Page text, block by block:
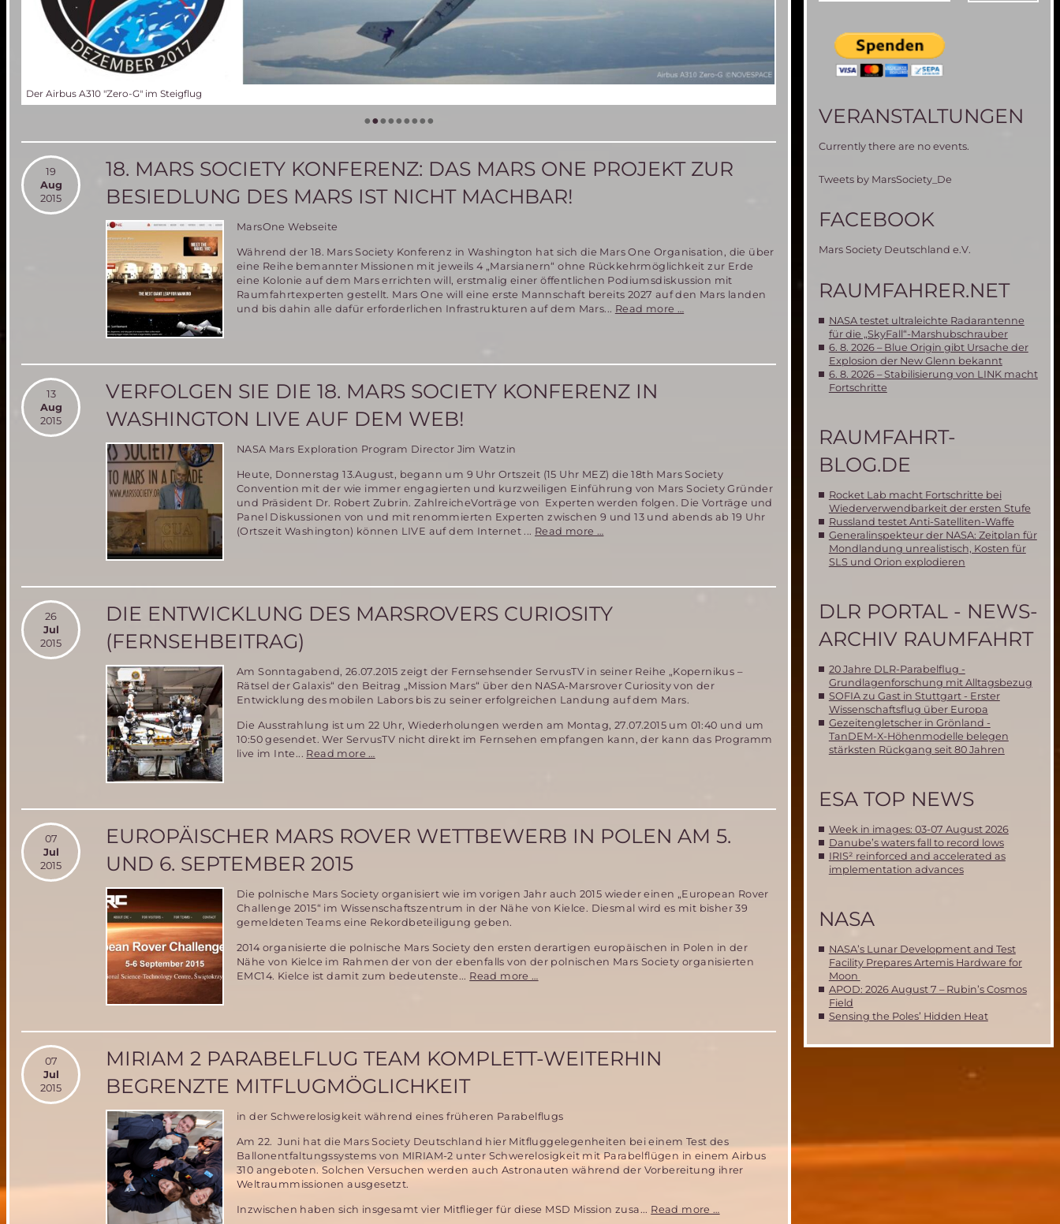
Der Airbus A310 "Zero-G" im Steigflug
•••••••••
19
Aug
2015
18. MARS SOCIETY KONFERENZ: DAS MARS ONE PROJEKT ZUR
BESIEDLUNG DES MARS IST NICHT MACHBAR!
MarsOne Webseite
Während der 18. Mars Society Konferenz in Washington hat sich die Mars One Organisation, die über
eine Reihe bemannter Missionen mit jeweils 4 „Marsianern“ ohne Rückkehrmöglichkeit zur Erde
eine Kolonie auf dem Mars errichten will, erstmalig einer öffentlichen Podiumsdiskussion mit
Raumfahrtexperten gestellt. Mars One will eine erste Mannschaft bereits 2027 auf den Mars landen
und bis dahin alle dafür erforderlichen Infrastrukturen auf dem Mars... Read more …
Das
ist
nicht
machbar!
13
Aug
2015
VERFOLGEN SIE DIE 18. MARS SOCIETY KONFERENZ IN
WASHINGTON LIVE AUF DEM WEB!
NASA Mars Exploration Program Director Jim Watzin
Heute, Donnerstag 13.August, begann um 9 Uhr Ortszeit (15 Uhr MEZ) die 18th Mars Society
Convention mit der wie immer engagierten und kurzweiligen Einführung von Mars Society Gründer
und Präsident Dr. Robert Zubrin. ZahlreicheVorträge von Experten werden folgen. Die Vorträge und
Panel Diskussionen von und mit renommierten Experten zwischen 9 und 13 und abends ab 19 Uhr
(Ortszeit Washington) können LIVE auf dem Internet ... Read more …
Mars
Konferenz
auf
dem
Web!
26
Jul
2015
DIE ENTWICKLUNG DES MARSROVERS CURIOSITY
(FERNSEHBEITRAG)
Am Sonntagabend, 26.07.2015 zeigt der Fernsehsender ServusTV in seiner Reihe „Kopernikus –
Rätsel der Galaxis“ den Beitrag „Mission Mars“ über den NASA-Marsrover Curiosity von der
Entwicklung des mobilen Labors bis zu seiner erfolgreichen Landung auf dem Mars.
Die Ausstrahlung ist um 22 Uhr, Wiederholungen werden am Montag, 27.07.2015 um 01:40 und um
10:50 gesendet. Wer ServusTV nicht direkt im Fernsehen empfangen kann, der kann das Programm
live im Inte... Read more …
Curiosity
07
Jul
2015
EUROPÄISCHER MARS ROVER WETTBEWERB IN POLEN AM 5.
UND 6. SEPTEMBER 2015
Die polnische Mars Society organisiert wie im vorigen Jahr auch 2015 wieder einen „European Rover
Challenge 2015“ im Wissenschaftszentrum in der Nähe von Kielce. Diesmal wird es mit bisher 39
gemeldeten Teams eine Rekordbeteiligung geben.
2014 organisierte die polnische Mars Society den ersten derartigen europäischen in Polen in der
Nähe von Kielce im Rahmen der von der ebenfalls von der polnischen Mars Society organisierten
EMC14. Kielce ist damit zum bedeutenste... Read more …
in
am
September
07
Jul
2015
MIRIAM 2 PARABELFLUG TEAM KOMPLETT-WEITERHIN
BEGRENZTE MITFLUGMÖGLICHKEIT
in der Schwerelosigkeit während eines früheren Parabelflugs
Am 22. Juni hat die Mars Society Deutschland hier Mitfluggelegenheiten bei einem Test des
Ballonentfaltungssystems von MIRIAM-2 unter Schwerelosigkeit mit Parabelflügen in einem Airbus
310 angeboten. Solchen Versuchen werden auch Astronauten während der Vorbereitung ihrer
Weltraummissionen ausgesetzt.
Inzwischen haben sich insgesamt vier Mitflieger für diese MSD Mission zusa... Read more …
VERANSTALTUNGEN
Currently there are no events.
Tweets by MarsSociety_De
FACEBOOK
Mars Society Deutschland e.V.
RAUMFAHRER.NET
NASA testet ultraleichte Radarantenne
für die „SkyFall“-Marshubschrauber
6. 8. 2026 – Blue Origin gibt Ursache der
Explosion der New Glenn bekannt
6. 8. 2026 – Stabilisierung von LINK macht
Fortschritte
RAUMFAHRT-
BLOG.DE
Rocket Lab macht Fortschritte bei
Wiederverwendbarkeit der ersten Stufe
Russland testet Anti-Satelliten-Waffe
Generalinspekteur der NASA: Zeitplan für
Mondlandung unrealistisch, Kosten für
SLS und Orion explodieren
DLR PORTAL - NEWS-
ARCHIV RAUMFAHRT
20 Jahre DLR-Parabelflug -
Grundlagenforschung mit Alltagsbezug
SOFIA zu Gast in Stuttgart - Erster
Wissenschaftsflug über Europa
Gezeitengletscher in Grönland -
TanDEM-X-Höhenmodelle belegen
stärksten Rückgang seit 80 Jahren
ESA TOP NEWS
Week in images: 03-07 August 2026
Danube’s waters fall to record lows
IRIS² reinforced and accelerated as
implementation advances
NASA
NASA’s Lunar Development and Test
Facility Prepares Artemis Hardware for
Moon
APOD: 2026 August 7 – Rubin’s Cosmos
Field
Sensing the Poles’ Hidden Heat